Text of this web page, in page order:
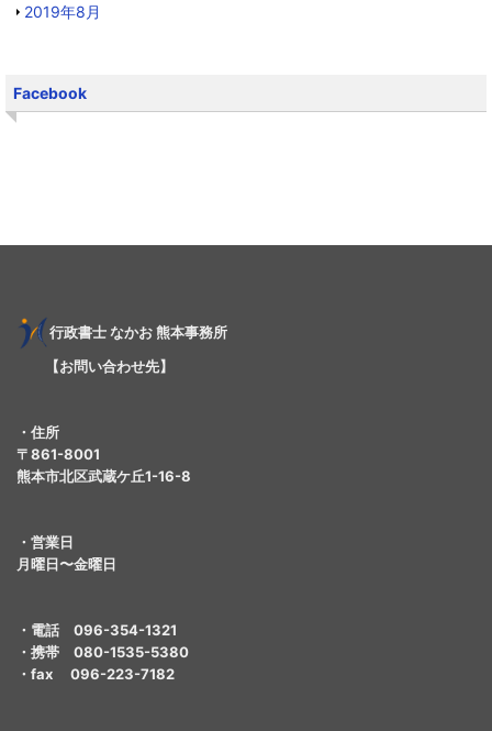
2019年8月
Facebook
行政書士なかお 熊本事務所
【お問い合わせ先】
・住所
〒861-8001
熊本市北区武蔵ケ丘1-16-8
・営業日
月曜日〜金曜日
・電話 096-354-1321
・携帯 080-1535-5380
・fax 096-223-7182